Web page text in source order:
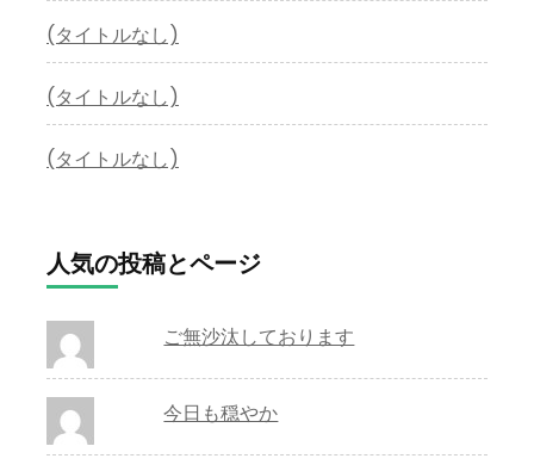
(タイトルなし)
(タイトルなし)
(タイトルなし)
人気の投稿とページ
ご無沙汰しております
今日も穏やか